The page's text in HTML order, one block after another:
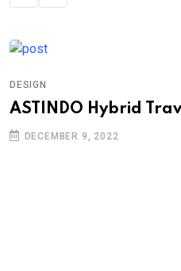
DESIGN
ASTINDO Hybrid
DECEMBER 9, 2022